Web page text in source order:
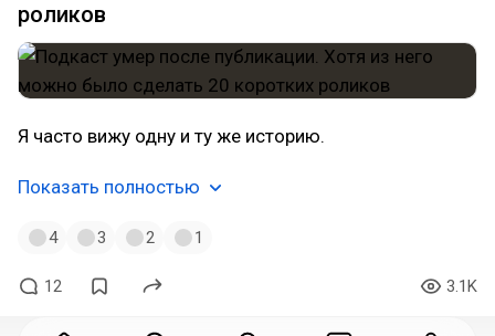
роликов
Я часто вижу одну и ту же историю.
Показать полностью
4 3 2 1
12 3.1K